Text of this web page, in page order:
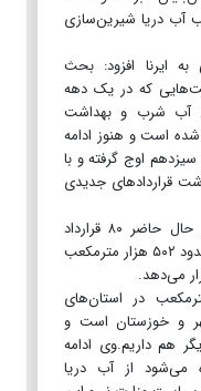
هزار مترمکعب آب دریا شیرین‌سازی
ایرنا افزود: بحث
که در یک دهه
آب شرب و بهداشت
است و هنوز ادامه
اوج گرفته و با
قراردادهای جدیدی
معاون آبفای کشور خاطرنشان کرد: در حال حاضر ۸۰ قرارداد
آب‌شیرین‌کن در سطح کشور داریم که حدود ۵۰۲ هزار مترمکعب
می‌دهد.
این ۵۰۲ هزار مترمکعب در استان‌های
و خوزستان است و
هم داریم.وی ادامه
می‌شود از آب دریا